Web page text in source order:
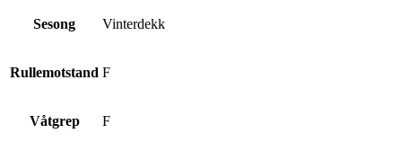
Sesong Vinterdekk
Rullemotstand F
Våtgrep F